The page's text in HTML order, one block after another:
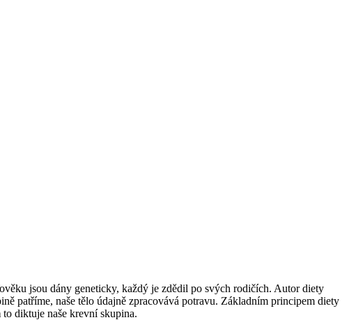
jsou dány geneticky, každý je zdědil po svých rodičích. Autor diety
patříme, naše tělo údajně zpracovává potravu. Základním principem diety
diktuje naše krevní skupina.